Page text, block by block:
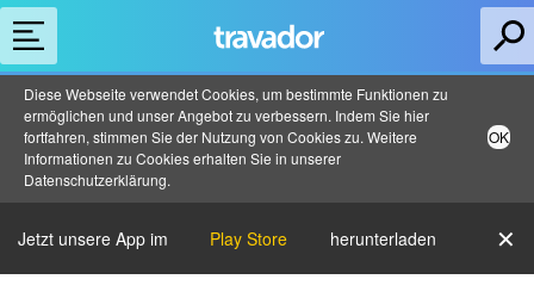
Diese Webseite verwendet Cookies, um bestimmte Funktionen zu
ermöglichen und unser Angebot zu verbessern. Indem Sie hier
fortfahren, stimmen Sie der Nutzung von Cookies zu. Weitere
Informationen zu Cookies erhalten Sie in unserer
Datenschutzerklärung.
OK
Jetzt unsere App im Play Store herunterladen ✕